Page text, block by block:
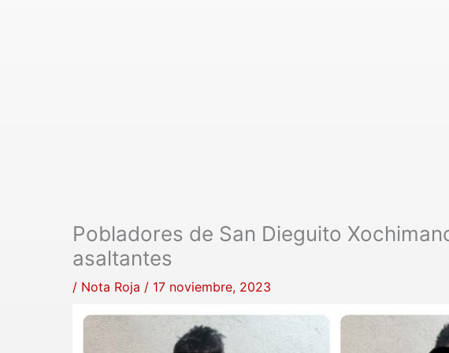
Pobladores de San Dieguito
asaltantes
/ Nota Roja / 17 noviembre, 2023